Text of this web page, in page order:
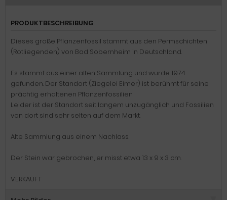
PRODUKTBESCHREIBUNG
Dieses große Pflanzenfossil stammt aus den Permschichten
(Rotliegenden) von Bad Sobernheim in Deutschland.
Es stammt aus einer alten Sammlung und wurde 1974
gefunden. Der Standort (Ziegelei Eimer) ist berühmt für seine
prächtig erhaltenen Pflanzenfossilien.
Leider ist der Standort seit langem unzugänglich und Fossilien
von dort sind sehr selten auf dem Markt.
Alte Sammlung aus einem Nachlass.
Der Stein war gebrochen, er misst etwa 13 x 9 x 3 cm.
VERKAUFT